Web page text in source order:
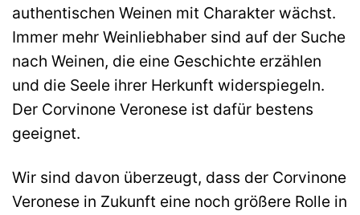
authentischen Weinen mit Charakter wächst.
Immer mehr Weinliebhaber sind auf der Suche
nach Weinen, die eine Geschichte erzählen
und die Seele ihrer Herkunft widerspiegeln.
Der Corvinone Veronese ist dafür bestens
geeignet.
Wir sind davon überzeugt, dass der Corvinone
Veronese in Zukunft eine noch größere Rolle in